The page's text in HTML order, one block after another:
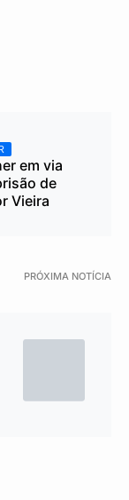
em via
de
Vieira
PRÓXIMA NOTÍCIA